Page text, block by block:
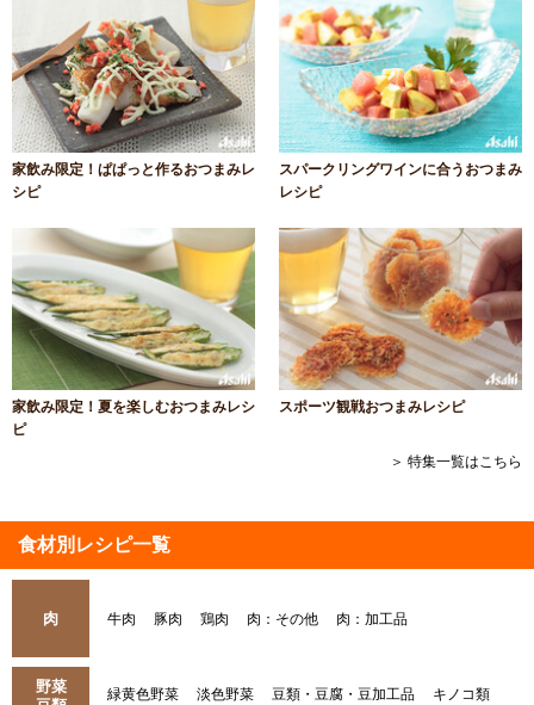
家飲み限定！ぱぱっと作るおつまみレ
シピ
スパークリングワインに合うおつまみ
レシピ
家飲み限定！夏を楽しむおつまみレシ
ピ
スポーツ観戦おつまみレシピ
＞ 特集一覧はこちら
食材別レシピ一覧
肉 牛肉 豚肉 鶏肉 肉：その他 肉：加工品
野菜
緑黄色野菜 淡色野菜 豆類・豆腐・豆加工品
キノコ類